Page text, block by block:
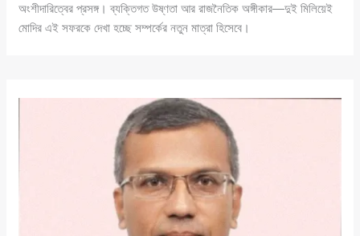
অংশীদারিত্বের প্রসঙ্গ। ব্যক্তিগত উষ্ণতা আর রাজনৈতিক অঙ্গীকার—দুই মিলিয়েই
মোদির এই সফরকে দেখা হচ্ছে সম্পর্কের নতুন মাত্রা হিসেবে।